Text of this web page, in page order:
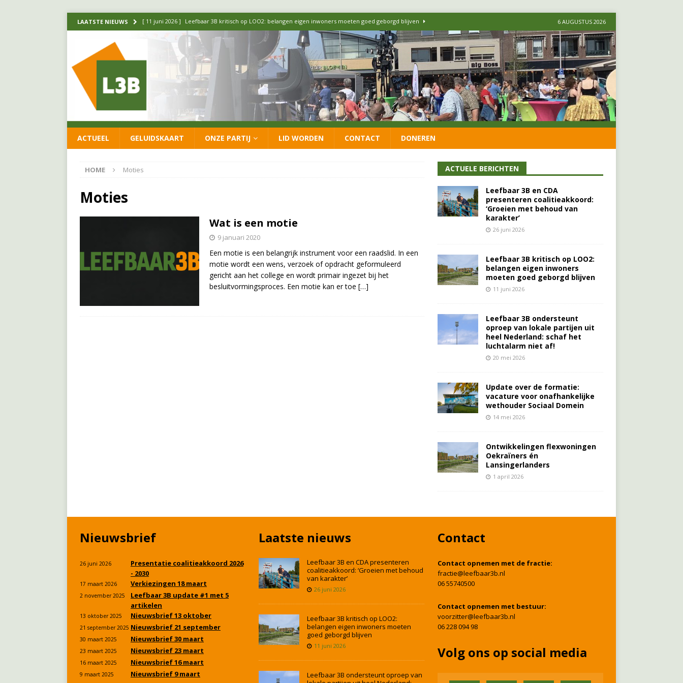
LAATSTE NIEUWS [ 11 juni 2026 ] Leefbaar 3B kritisch op LOO2: belangen eigen inwoners moeten goed geborgd blijven
[ 20 mei 2026 ] Leefbaar 3B ondersteunt oproep van lokale partijen uit heel Nederland: schaf het
luchtalarm niet af! FRACTIE
[ 14 mei 2026 ] Update over de formatie: vacature voor onafhankelijke wethouder Sociaal Domein
[ 26 juni 2026 ] Leefbaar 3B en CDA presenteren coalitieakkoord: ‘Groeien met behoud van karakter’
6 AUGUSTUS 2026
ACTUEEL GELUIDSKAART ONZE PARTIJ LID WORDEN CONTACT DONEREN
HOME Moties
Moties
Wat is een motie
9 januari 2020
Een motie is een belangrijk instrument voor een raadslid. In een
motie wordt een wens, verzoek of opdracht geformuleerd
gericht aan het college en wordt primair ingezet bij het
besluitvormingsproces. Een motie kan er toe […]
ACTUELE BERICHTEN
Leefbaar 3B en CDA
presenteren coalitieakkoord:
‘Groeien met behoud van
karakter’
26 juni 2026
Leefbaar 3B kritisch op LOO2:
belangen eigen inwoners
moeten goed geborgd blijven
11 juni 2026
Leefbaar 3B ondersteunt
oproep van lokale partijen uit
heel Nederland: schaf het
luchtalarm niet af!
20 mei 2026
Update over de formatie:
vacature voor onafhankelijke
wethouder Sociaal Domein
14 mei 2026
Ontwikkelingen flexwoningen
Oekraïners én
Lansingerlanders
1 april 2026
Nieuwsbrief
26 juni 2026
Presentatie coalitieakkoord 2026
- 2030
17 maart 2026 Verkiezingen 18 maart
2 november 2025
Leefbaar 3B update #1 met 5
artikelen
13 oktober 2025 Nieuwsbrief 13 oktober
21 september 2025 Nieuwsbrief 21 september
30 maart 2025 Nieuwsbrief 30 maart
23 maart 2025 Nieuwsbrief 23 maart
16 maart 2025 Nieuwsbrief 16 maart
9 maart 2025 Nieuwsbrief 9 maart
Laatste nieuws
Leefbaar 3B en CDA presenteren
coalitieakkoord: ‘Groeien met behoud
van karakter’
26 juni 2026
Leefbaar 3B kritisch op LOO2:
belangen eigen inwoners moeten
goed geborgd blijven
11 juni 2026
Leefbaar 3B ondersteunt oproep van
Contact
Contact opnemen met de fractie:
fractie@leefbaar3b.nl
06 55740500
Contact opnemen met bestuur:
voorzitter@leefbaar3b.nl
06 228 094 98
Volg ons op social media